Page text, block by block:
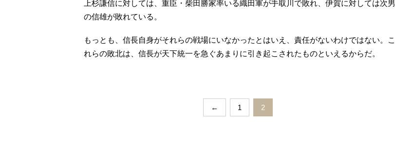
上杉謙信に対しては、重臣・柴田勝家率いる織田軍が手取川で敗れ、伊賀に対しては次男
の信雄が敗れている。
もっとも、信長自身がそれらの戦場にいなかったとはいえ、責任がないわけではない。こ
れらの敗北は、信長が天下統一を急ぐあまりに引き起こされたものといえるからだ。
← 1 2